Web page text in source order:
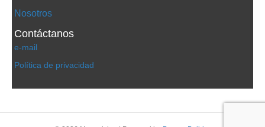
Nosotros
Contáctanos
e-mail
Política de privacidad